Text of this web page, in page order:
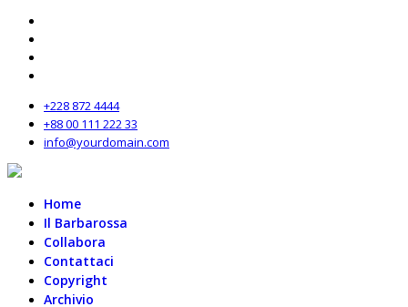
+228 872 4444
+88 00 111 222 33
info@yourdomain.com
Home
Il Barbarossa
Collabora
Contattaci
Copyright
Archivio